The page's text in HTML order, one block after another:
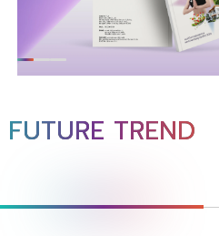
FUTURE TREND